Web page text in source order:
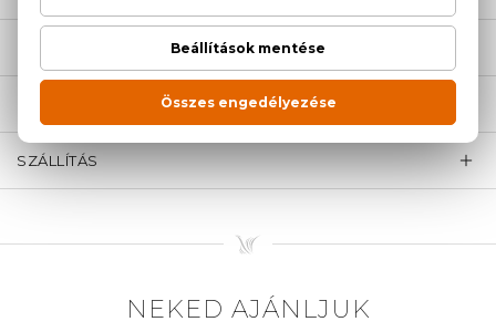
SZÁLLÍTÁS
NEKED AJÁNLJUK